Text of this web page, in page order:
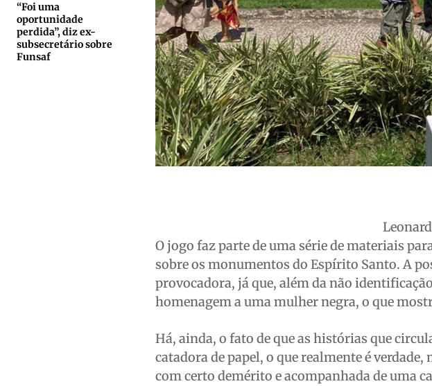
Termos de Uso
Privacidade
Termos de Uso
Privacidade
Termos de Uso
Privacidade
Termos de Uso
Privacidade
“Foi uma
oportunidade
perdida”, diz ex-
subsecretário sobre
Funsaf
O jogo faz parte de uma série de materiais
sobre os monumentos do Espírito Santo. A
provocadora, já que, além da não
homenagem a uma mulher negra, o que
Há, ainda, o fato de que as histórias que
catadora de papel, o que realmente é
com certo demérito e acompanhada de uma